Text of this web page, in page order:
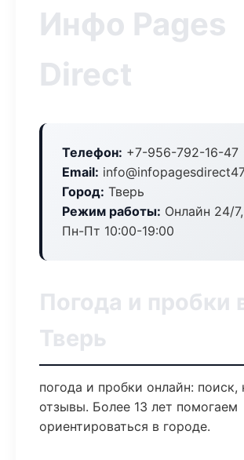
Инфо Pages
Direct
Телефон: +7-956-792-16-47
Email:
Город: Тверь
Режим работы: Онлайн 24/
Пн-Пт 10:00-19:00
Погода и пробки
Тверь
погода и пробки онлайн: поиск,
отзывы. Более 13 лет помогаем
ориентироваться в городе.